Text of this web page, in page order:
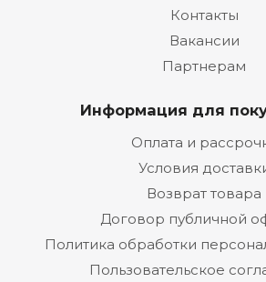
Контакты
Вакансии
Партнерам
Информация для
Оплата и
Условия
Возврат товара
Договор публичной
Политика обработки
Пользовательское